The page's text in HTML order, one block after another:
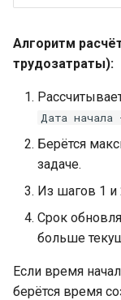
Алгоритм
трудозатраты):
Дата
Берётся
задаче.
Из шагов 1
Срок
больше
Если время
берётся время